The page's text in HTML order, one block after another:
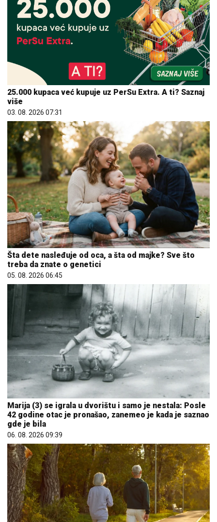
25.000 kupaca već kupuje uz PerSu Extra. A ti? Saznaj
više
03. 08. 2026 07:31
Šta dete nasleđuje od oca, a šta od majke? Sve što
treba da znate o genetici
05. 08. 2026 06:45
Marija (3) se igrala u dvorištu i samo je nestala: Posle
42 godine otac je pronašao, zanemeo je kada je saznao
gde je bila
06. 08. 2026 09:39